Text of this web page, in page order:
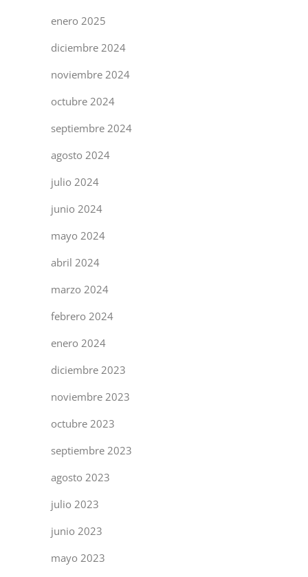
enero 2025
diciembre 2024
noviembre 2024
octubre 2024
septiembre 2024
agosto 2024
julio 2024
junio 2024
mayo 2024
abril 2024
marzo 2024
febrero 2024
enero 2024
diciembre 2023
noviembre 2023
octubre 2023
septiembre 2023
agosto 2023
julio 2023
junio 2023
mayo 2023